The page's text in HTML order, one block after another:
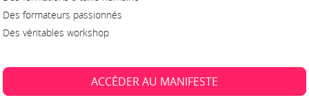
Des formateurs passionnés
Des véritables workshop
ACCÉDER AU MANIFESTE